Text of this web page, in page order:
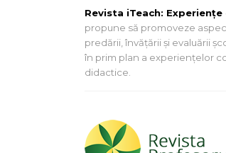
Revista iTeach:
propune să promoveze
predării, învăţării şi evaluării
în prim plan a experienţelor
didactice.